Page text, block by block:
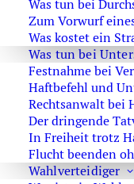
Was tun bei
Zum Vorwurf
Was kostet ein
Was tun bei
Festnahme bei
Haftbefehl und
Rechtsanwalt bei
Der dringende
In Freiheit trotz
Flucht beenden
Wahlverteidiger
Konsequente
strategisch und
Wenn gegen Sie
verlieren. Als
Jahren Erfahrung
Strafverfahrens –